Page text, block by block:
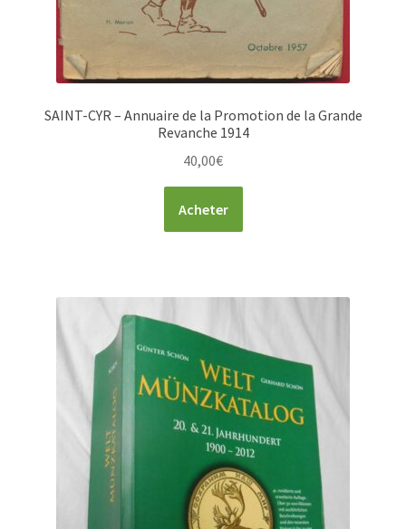
SAINT-CYR – Annuaire de la Promotion de la Grande
Revanche 1914
40,00€
Acheter